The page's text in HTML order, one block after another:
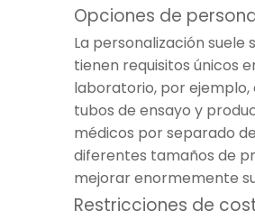
Opciones de
La personalización
tienen requisitos únicos
laboratorio, por
tubos de ensayo y
médicos por separado
diferentes tamaños de
mejorar enormemente
Restricciones de